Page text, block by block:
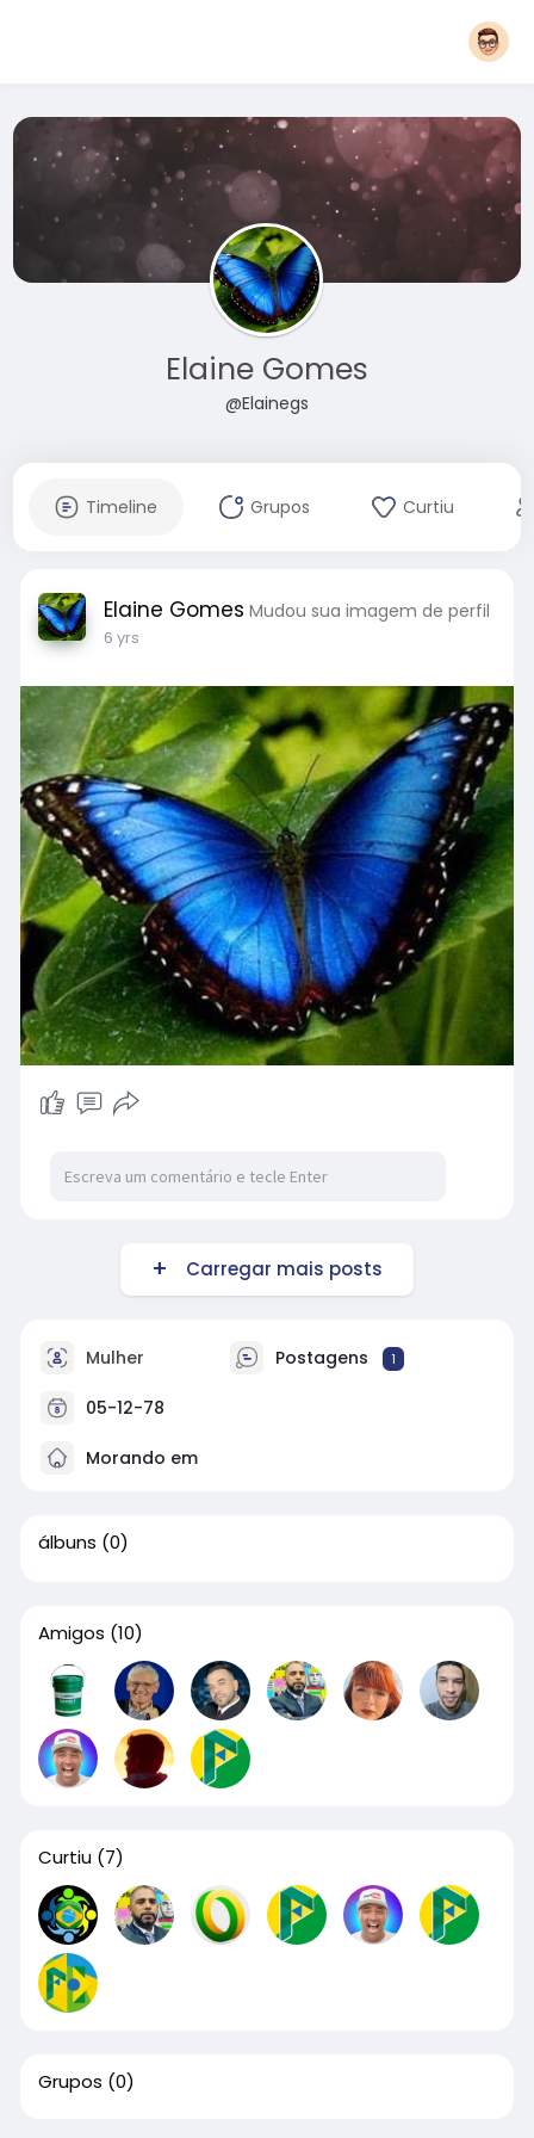
Elaine Gomes
@Elainegs
Timeline Grupos Curtiu
Elaine Gomes Mudou sua imagem de perfil
6 yrs
Carregar mais posts
Mulher Postagens 1
05-12-78
Morando em
álbuns (0)
Amigos (10)
Curtiu (7)
Grupos (0)